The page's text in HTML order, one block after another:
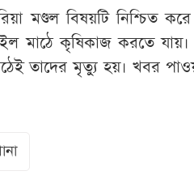
মণ্ডল বিষয়টি নিশ্চিত
মাঠে কৃষিকাজ করতে
তাদের মৃত্যু হয়। খবর